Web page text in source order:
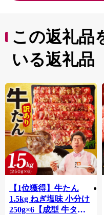
この返礼品
いる返礼品
【1位獲得】牛たん
1.5kg ねぎ塩味 小分け
250g×6【成型 牛タン